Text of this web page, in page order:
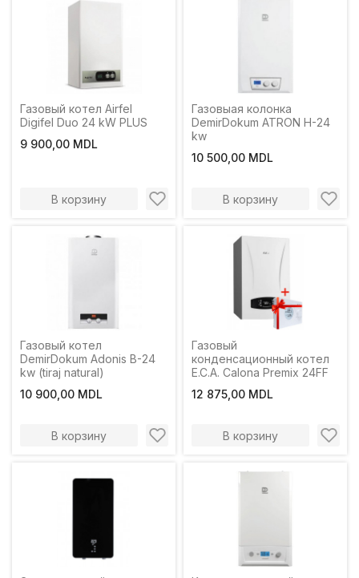
Газовый котел Airfel
Digifel Duo 24 kW PLUS
9 900,00 MDL
В корзину
Газовыая колонка
DemirDokum ATRON H-24
kw
10 500,00 MDL
В корзину
Газовый котел
DemirDokum Adonis B-24
kw (tiraj natural)
10 900,00 MDL
В корзину
Газовый
конденсационный котел
E.C.A. Calona Premix 24FF
12 875,00 MDL
В корзину